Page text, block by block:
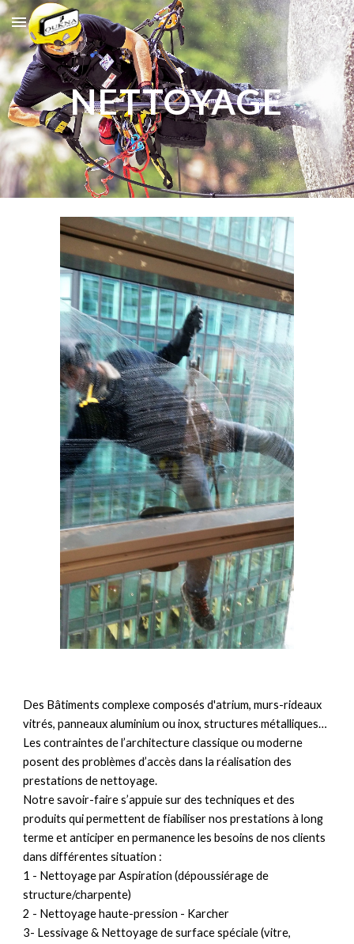
Skip to main content Skip to navigation
NETTOYAGE
Des Bâtiments complexe composés d'atrium, murs-rideaux
vitrés, panneaux aluminium ou inox, structures métalliques…
Les contraintes de l’architecture classique ou moderne
posent des problèmes d’accès dans la réalisation des
prestations de nettoyage.
Notre savoir-faire s’appuie sur des techniques et des
produits qui permettent de fiabiliser nos prestations à long
terme et anticiper en permanence les besoins de nos clients
dans différentes situation :
1 - Nettoyage par Aspiration (dépoussiérage de
structure/charpente)
2 - Nettoyage haute-pression - Karcher
3- Lessivage & Nettoyage de surface spéciale (vitre,